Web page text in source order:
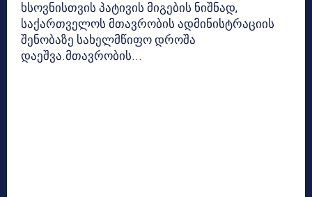
ხსოვნისთვის პატივის მიგების ნიშნად,
საქართველოს მთავრობის ადმინისტრაციის
შენობაზე სახელმწიფო დროშა
დაეშვა.მთავრობის...